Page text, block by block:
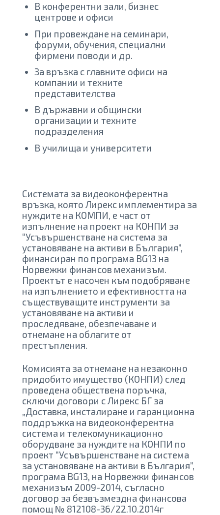
В конферентни зали, бизнес
центрове и офиси
При провеждане на семинари,
форуми, обучения, специални
фирмени поводи и др.
За връзка с главните офиси на
компании и техните
представителства
В държавни и общински
организации и техните
подразделения
В училища и университети
Системата за видеоконферентна
връзка, която Лирекс имплементира за
нуждите на КОМПИ, е част от
изпълнение на проект на КОНПИ за
“Усъвършенстване на система за
установяване на активи в България”,
финансиран по програма BG13 на
Норвежки финансов механизъм.
Проектът е насочен към подобряване
на изпълнението и ефективността на
съществуващите инструменти за
установяване на активи и
проследяване, обезпечаване и
отнемане на облагите от
престъпления.
Комисията за отнемане на незаконно
придобито имущество (КОНПИ) след
проведена обществена поръчка,
сключи договори с Лирекс БГ за
„Доставка, инсталиране и гаранционна
поддръжка на видеоконферентна
система и телекомуникационно
оборудване за нуждите на КОНПИ по
проект “Усъвършенстване на система
за установяване на активи в България”,
програма BG13, на Норвежки финансов
механизъм 2009-2014, съгласно
договор за безвъзмездна финансова
помощ № 812108-36/22.10.2014г